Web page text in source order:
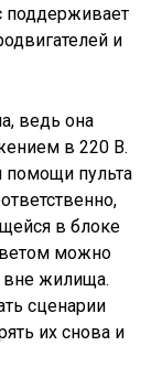
поддерживает
и
ведь она
в 220 В.
помощи пульта
в блоке
можно
вне жилища.
сценарии
их снова и